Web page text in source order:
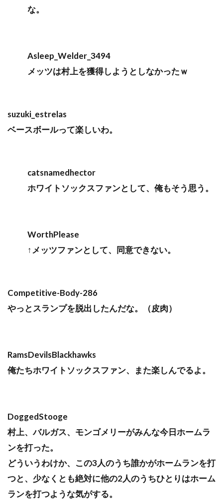
な。
Asleep_Welder_3494
メッツは村上を獲得しようとしなかったｗ
suzuki_estrelas
ベースボールって楽しいわ。
catsnamedhector
ホワイトソックスファンとして、俺もそう思う。
WorthPlease
↑メッツファンとして、同意できない。
Competitive-Body-286
やっとスランプを脱出したんだな。（皮肉）
RamsDevilsBlackhawks
俺たちホワイトソックスファン、また楽しんでるよ。
DoggedStooge
村上、バルガス、モンゴメリーがみんな今日ホームラ
ンを打った。
どういうわけか、この3人のうち誰かがホームランを打
つと、少なくとも絶対に他の2人のうちひとりはホーム
ランを打つような気がする。